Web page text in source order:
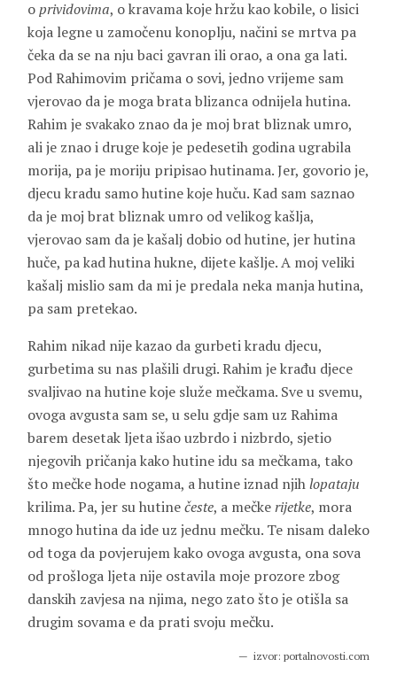
oprividovima, o kravama koje hržu kao kobile, o lisici
koja legne u zamočenu konoplju, načini se mrtva pa
čeka da se na nju baci gavran ili orao, a ona ga lati.
Pod Rahimovim pričama o sovi, jedno vrijeme sam
vjerovao da je moga brata blizanca odnijela hutina.
Rahim je svakako znao da je moj brat bliznak umro,
ali je znao i druge koje je pedesetih godina ugrabila
morija, pa je moriju pripisao hutinama. Jer, govorio je,
djecu kradu samo hutine koje huču. Kad sam saznao
da je moj brat bliznak umro od velikog kašlja,
vjerovao sam da je kašalj dobio od hutine, jer hutina
huče, pa kad hutina hukne, dijete kašlje. A moj veliki
kašalj mislio sam da mi je predala neka manja hutina,
pa sam pretekao.
Rahim nikad nije kazao da gurbeti kradu djecu,
gurbetima su nas plašili drugi. Rahim je krađu djece
svaljivao na hutine koje služe mečkama. Sve u svemu,
ovoga avgusta sam se, u selu gdje sam uz Rahima
barem desetak ljeta išao uzbrdo i nizbrdo, sjetio
njegovih pričanja kako hutine idu sa mečkama, tako
što mečke hode nogama, a hutine iznad njihlopataju
krilima. Pa, jer su hutinečeste, a mečkerijetke, mora
mnogo hutina da ide uz jednu mečku. Te nisam daleko
od toga da povjerujem kako ovoga avgusta, ona sova
od prošloga ljeta nije ostavila moje prozore zbog
danskih zavjesa na njima, nego zato što je otišla sa
drugim sovama e da prati svoju mečku.
izvor: portalnovosti.com